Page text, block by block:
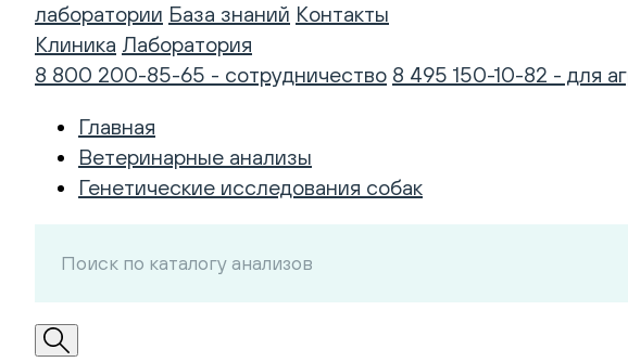
лаборатории База знаний Контакты
Клиника Лаборатория
8 800 200-85-65 - сотрудничество 8 495 150-10-82 - для
Главная
Ветеринарные анализы
Генетические исследования собак